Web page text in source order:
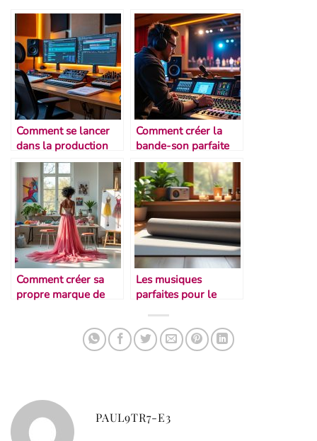
Comment se lancer
dans la production
musicale maison
Comment créer la
bande-son parfaite
d’un spectacle
Comment créer sa
propre marque de
Les musiques
parfaites pour le
PAUL9TR7-E3